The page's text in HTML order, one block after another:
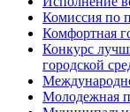
Комиссия по
Комфортная
Конкурс
городской
Молодежная